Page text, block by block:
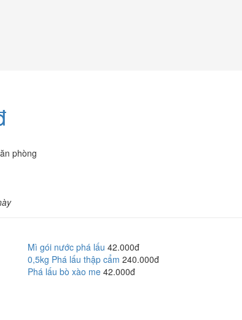
phòng
Mì gói nước phá lấu 42.000đ
0,5kg Phá lấu thập cẩm 240.000đ
Phá lấu bò xào me 42.000đ